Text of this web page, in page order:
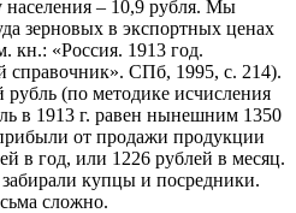
населения – 10,9 рубля. Мы
зерновых в экспортных ценах
кн.: «Россия. 1913 год.
справочник». СПб, 1995, с. 214).
(по методике исчисления
в 1913 г. равен нынешним 1350
от продажи продукции
в год, или 1226 рублей в месяц.
купцы и посредники.
сложно.